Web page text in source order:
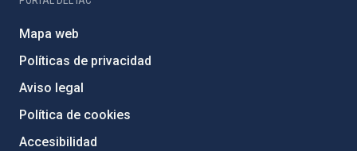
Mapa web
Políticas de privacidad
Aviso legal
Política de cookies
Accesibilidad